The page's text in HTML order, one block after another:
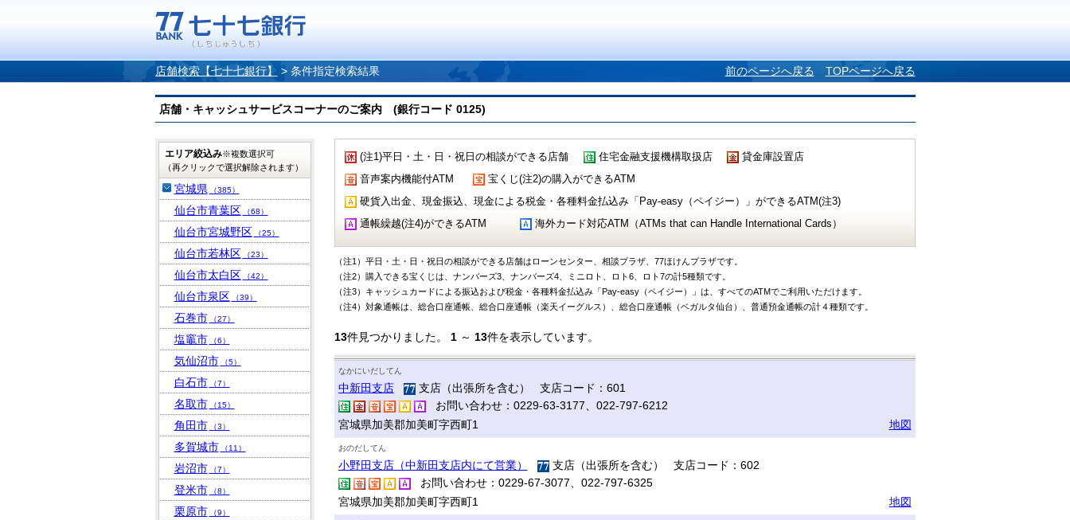
店舗検索【七十七銀行】 > 条件指定検索結果 前のページへ戻る TOPページへ戻る
店舗・キャッシュサービスコーナーのご案内 (銀行コード 0125)
(注1)平日・土・日・祝日の相談ができる店舗 住宅金融支援機構取扱店
貸金庫設置店
音声案内機能付ATM
宝くじ(注2)の購入ができるATM
硬貨入出金、現金振込、現金による税金・各種料金払込み「Pay-easy（ペイジー）」ができるATM(注3)
通帳繰越(注4)ができるATM
海外カード対応ATM（ATMs that can Handle International Cards）
（注1）平日・土・日・祝日の相談ができる店舗はローンセンター、相談プラザ、77ほけんプラザです。
（注2）購入できる宝くじは、ナンバーズ3、ナンバーズ4、ミニロト、ロト6、ロト7の計5種類です。
（注3）キャッシュカードによる振込および税金・各種料金払込み「Pay-easy（ペイジー）」は、すべてのATMでご利用いただけます。
（注4）対象通帳は、総合口座通帳、総合口座通帳（楽天イーグルス）、総合口座通帳（ベガルタ仙台）、普通預金通帳の計４種類です。
13件見つかりました。 1～ 13件を表示しています。
なかにいだしてん
中新田支店
支店（出張所を含む） 支店コード：601
お問い合わせ：0229-63-3177、022-797-6212
宮城県加美郡加美町字西町1
地図
おのだしてん
小野田支店（中新田支店内にて営業）
支店（出張所を含む） 支店コード：602
お問い合わせ：0229-67-3077、022-797-6325
宮城県加美郡加美町字西町1
地図
エリア絞込み※複数選択可
（再クリックで選択解除されます）
宮城県 （385）
仙台市青葉区 （68）
仙台市宮城野区 （25）
仙台市若林区 （23）
仙台市太白区 （42）
仙台市泉区 （39）
石巻市 （27）
塩竈市 （6）
気仙沼市 （5）
白石市 （7）
名取市 （15）
角田市 （3）
多賀城市 （11）
岩沼市 （7）
登米市 （8）
栗原市 （9）